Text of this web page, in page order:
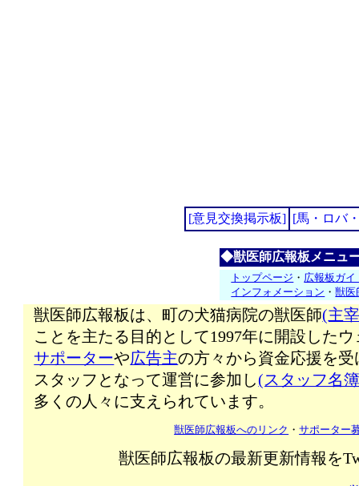
[意見交換掲示板] [馬・ロバ
◆獣医師広報板メニュ
トップページ ・ 広報板ガイ
インフォメーション ・獣医
獣医師広報板は、町の犬猫病院の獣医師(主
ことを主たる目的として1997年に開設した
サポーターや広告主の方々から資金応援を受
スタッフとなって運営に参加し(スタッフ名
多くの人々に支えられています。
獣医師広報板へのリンク ・サポーター
獣医師広報板の最新更新情報を